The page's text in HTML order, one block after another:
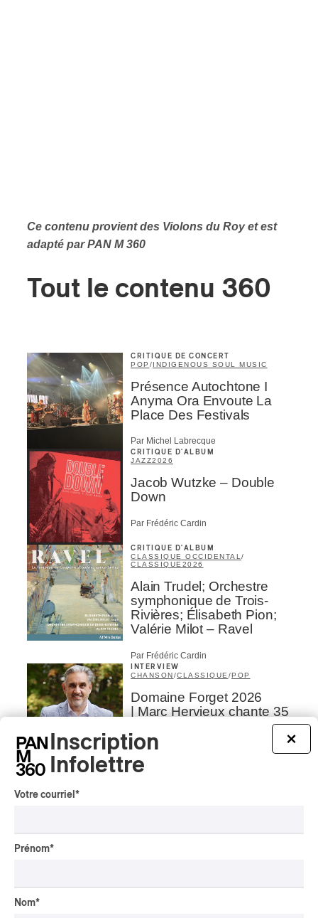
Ce contenu provient des Violons du Roy et est
adapté par PAN M 360
Tout le contenu 360
CRITIQUE DE CONCERT
POP /INDIGENOUS SOUL MUSIC
Présence Autochtone I
Anyma Ora Envoute La
Place Des Festivals
Par Michel Labrecque
CRITIQUE D'ALBUM
JAZZ2026
Jacob Wutzke – Double
Down
Par Frédéric Cardin
CRITIQUE D'ALBUM
CLASSIQUE OCCIDENTAL/
CLASSIQUE2026
Alain Trudel; Orchestre
symphonique de Trois-
Rivières; Élisabeth Pion;
Valérie Milot – Ravel
Par Frédéric Cardin
INTERVIEW
CHANSON/CLASSIQUE /POP
Domaine Forget 2026
| Marc Hervieux chante 35
Par Alexandre Villemaire
INTERVIEW
AUTOCHTONE
CLASSIQUE OCCIDENTAL/
×
Inscription
Infolettre
Votre courriel *
Prénom*
Nom*